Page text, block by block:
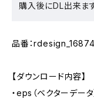
購入後にDL出来ま
品番：rdesign_16874
【ダウンロード内容】
・eps（ベクターデータ